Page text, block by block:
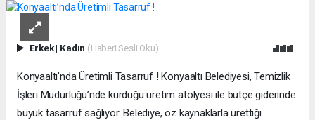
Erkek| Kadın (Haberi Sesli Oku)
Konyaaltı’nda Üretimli Tasarruf ! Konyaaltı Belediyesi, Temizlik
İşleri Müdürlüğü’nde kurduğu üretim atölyesi ile bütçe giderinde
büyük tasarruf sağlıyor. Belediye, öz kaynaklarla ürettiği